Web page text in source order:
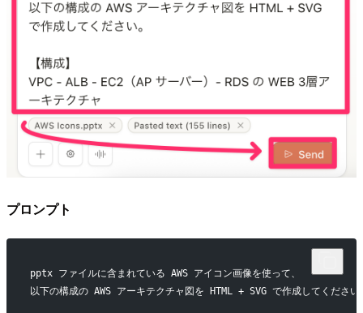
プロンプト
pptx ファイルに含まれている AWS アイコン画像を使って、
以下の構成の AWS アーキテクチャ図を HTML + SVG で作成してください